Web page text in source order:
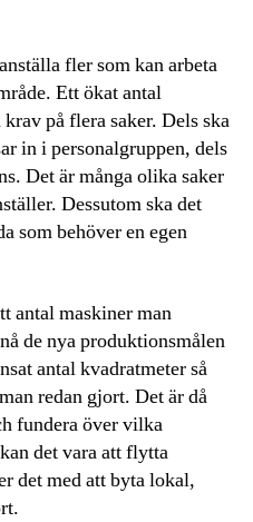
fler som kan arbeta
Ett ökat antal
på flera saker. Dels ska
in i personalgruppen, dels
Det är många olika saker
Dessutom ska det
som behöver en egen
antal maskiner man
de nya produktionsmålen
antal kvadratmeter så
redan gjort. Det är då
fundera över vilka
det vara att flytta
det med att byta lokal,